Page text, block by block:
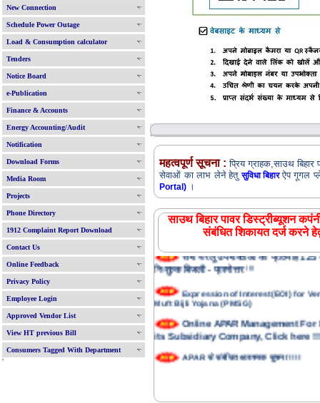
New Connection
Schedule Power Outage
Load & Consumption calculator
Tenders
Notice Board
e-Publication
Finance & Accounts
Energy Accounting/Audit
Notification
Download Forms
Media Room
Projects
Phone Directory
1912 Complaint Report Download
Contact Us
Online Feedback
Privacy Policy
Employee Login
Approved Vendor List
View HT previous Bill
Consumers Tagged With Department
'
महत्वपूर्ण सूचना :प्रिय ग्राहक,साउथ
सेवाओं का लाभ लेने हेतुसुविधा बिहारऐप गूगल
Portal) ।
साउथ बिहार पावर डिस्ट्रीब्यूशन
संबंधित शिकायत दर्ज करने
सभी घरेलू उपभोक्ताओं को प्रतिमाह 125
निःशुल्क बिजली - प्रश्नोत्तर!!!!
Expression of Interest(EOI) for
Muft Bijli Yojana (PMSG)
Online APAR Management
its Subsidiary Company, Click here
APAR से संबंधित आवश्यक सूचना !!!!